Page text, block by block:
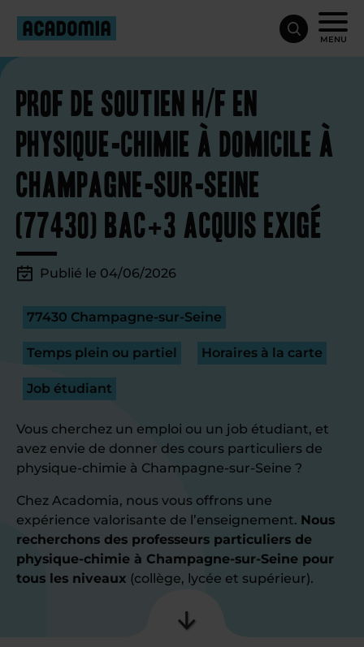
MENU
Prof de soutien H/F en
physique-chimie à domicile à
Champagne-sur-Seine
(77430) Bac+3 acquis exigé
Publié le 04/06/2026
77430 Champagne-sur-Seine
Temps plein ou partiel Horaires à la carte
Job étudiant
Vous cherchez un emploi ou un job étudiant, et
avez envie de donner des cours particuliers de
physique-chimie à Champagne-sur-Seine ?
Chez Acadomia, nous vous offrons une
expérience valorisante de l’enseignement. Nous
recherchons des professeurs particuliers de
physique-chimie à Champagne-sur-Seine pour
tous les niveaux (collège, lycée et supérieur).